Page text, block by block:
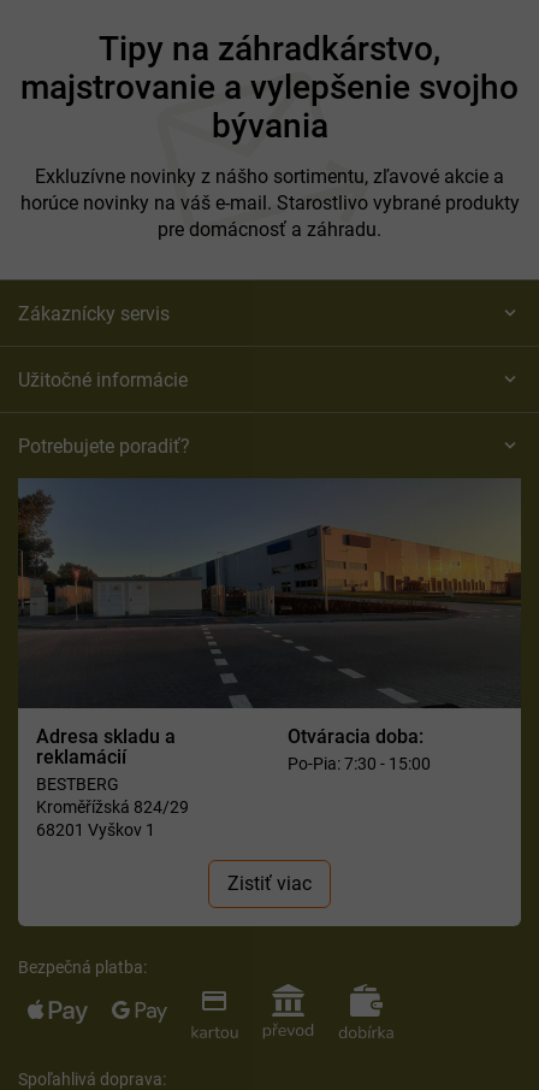
Tipy na záhradkárstvo,
majstrovanie a vylepšenie svojho
bývania
Exkluzívne novinky z nášho sortimentu, zľavové akcie a
horúce novinky na váš e-mail. Starostlivo vybrané produkty
pre domácnosť a záhradu.
Zákaznícky servis
Užitočné informácie
Potrebujete poradiť?
Adresa skladu a
reklamácií
BESTBERG
Kroměřížská 824/29
68201 Vyškov 1
Otváracia doba:
Po-Pia: 7:30 - 15:00
Zistiť viac
Bezpečná platba:
Spoľahlivá doprava: